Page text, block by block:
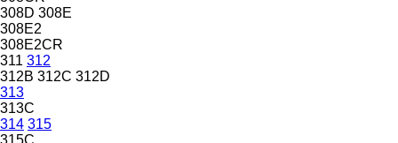
308D 308E
308E2
308E2CR
311 312
312B 312C 312D
313
313C
314 315
315C